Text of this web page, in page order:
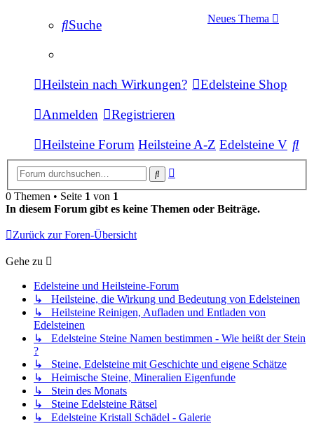
Suche
Heilstein nach Wirkungen? Edelsteine Shop
Anmelden Registrieren
Heilsteine Forum Heilsteine A-Z Edelsteine V
Neues Thema
Suche
0 Themen • Seite 1 von 1
In diesem Forum gibt es keine Themen oder Beiträge.
Zurück zur Foren-Übersicht
Gehe zu
Edelsteine und Heilsteine-Forum
↳ Heilsteine, die Wirkung und Bedeutung von Edelsteinen
↳ Heilsteine Reinigen, Aufladen und Entladen von
Edelsteinen
↳ Edelsteine Steine Namen bestimmen - Wie heißt der Stein
?
↳ Steine, Edelsteine mit Geschichte und eigene Schätze
↳ Heimische Steine, Mineralien Eigenfunde
↳ Stein des Monats
↳ Steine Edelsteine Rätsel
↳ Edelsteine Kristall Schädel - Galerie